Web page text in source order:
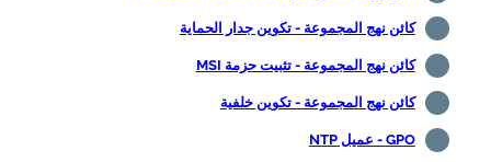
كائن نهج المجموعة - تكوين جدار الحماية
كائن نهج المجموعة - تثبيت حزمة MSI
كائن نهج المجموعة - تكوين خلفية
GPO - عميل NTP